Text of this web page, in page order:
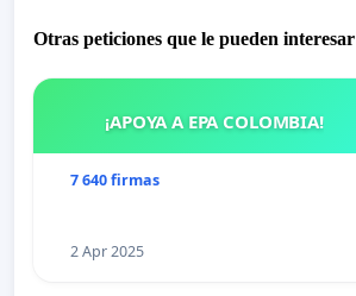
Otras peticiones que le pueden interesar
¡APOYA A EPA COLOMBIA!
7 640 firmas
2 Apr 2025